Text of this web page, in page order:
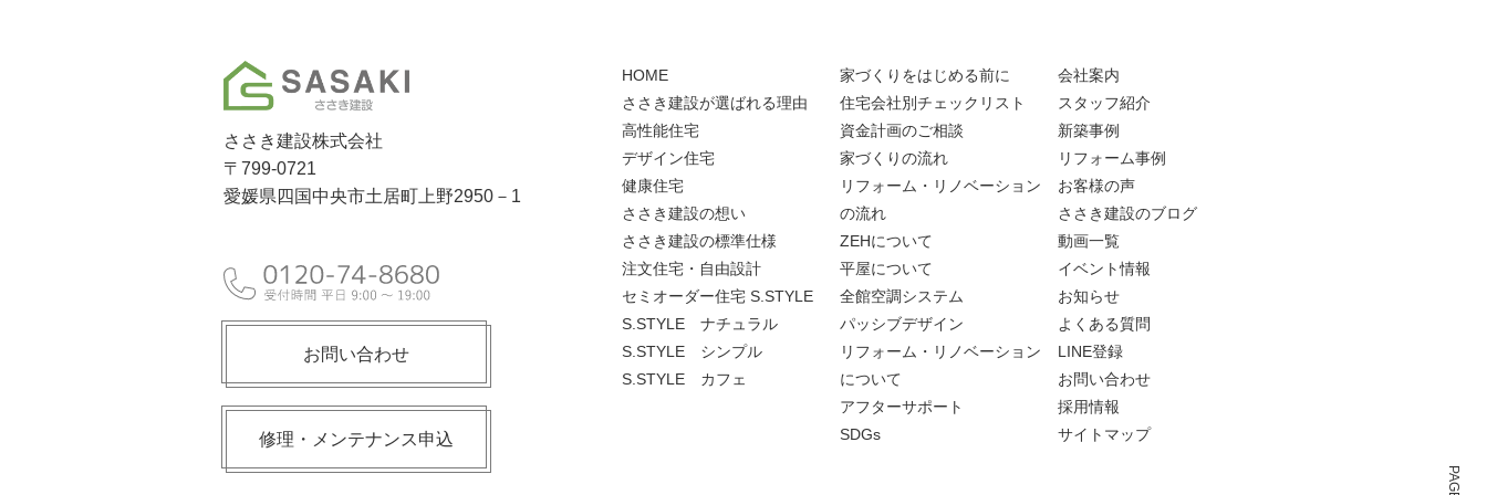
ささき建設株式会社
〒799-0721
愛媛県四国中央市土居町上野2950－1
お問い合わせ
修理・メンテナンス申込
HOME
ささき建設が選ばれる理由
高性能住宅
デザイン住宅
健康住宅
ささき建設の想い
ささき建設の標準仕様
注文住宅・自由設計
セミオーダー住宅 S.STYLE
S.STYLE ナチュラル
S.STYLE シンプル
S.STYLE カフェ
家づくりをはじめる前に
住宅会社別チェックリスト
資金計画のご相談
家づくりの流れ
リフォーム・リノベーション
の流れ
ZEHについて
平屋について
全館空調システム
パッシブデザイン
リフォーム・リノベーション
について
アフターサポート
SDGs
会社案内
スタッフ紹介
新築事例
リフォーム事例
お客様の声
ささき建設のブログ
動画一覧
イベント情報
お知らせ
よくある質問
LINE登録
お問い合わせ
採用情報
サイトマップ